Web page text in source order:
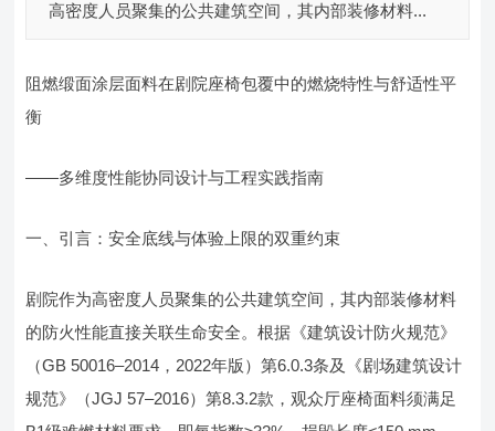
高密度人员聚集的公共建筑空间，其内部装修材料...
阻燃缎面涂层面料在剧院座椅包覆中的燃烧特性与舒适性平
衡
——多维度性能协同设计与工程实践指南
一、引言：安全底线与体验上限的双重约束
剧院作为高密度人员聚集的公共建筑空间，其内部装修材料
的防火性能直接关联生命安全。根据《建筑设计防火规范》
（GB 50016–2014，2022年版）第6.0.3条及《剧场建筑设计
规范》（JGJ 57–2016）第8.3.2款，观众厅座椅面料须满足